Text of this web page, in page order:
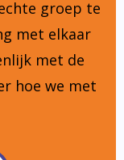
groep te
met elkaar
met de
hoe we met